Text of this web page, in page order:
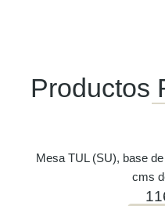
Productos
Mesa TUL (SU), base
cms